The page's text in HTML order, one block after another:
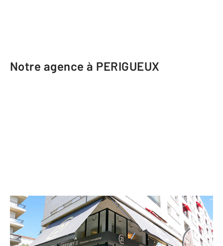
Notre agence à PERIGUEUX
CENTURY 21 Mazaudon Immobilier
20 rue du Président Wilson
PERIGUEUX - 24000